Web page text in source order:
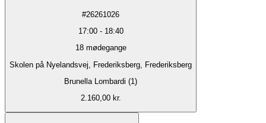
#26261026
17:00- 18:40
18 mødegange
Skolen på Nyelandsvej, Frederiksberg, Frederiksberg
Brunella Lombardi (1)
2.160,00 kr.